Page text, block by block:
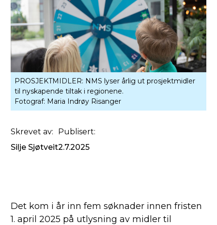
PROSJEKTMIDLER: NMS lyser årlig ut prosjektmidler
til nyskapende tiltak i regionene.
Fotograf: Maria Indrøy Risanger
Skrevet av:
Silje Sjøtveit
Publisert:
2.7.2025
Det kom i år inn fem søknader innen fristen
1. april 2025 på utlysning av midler til